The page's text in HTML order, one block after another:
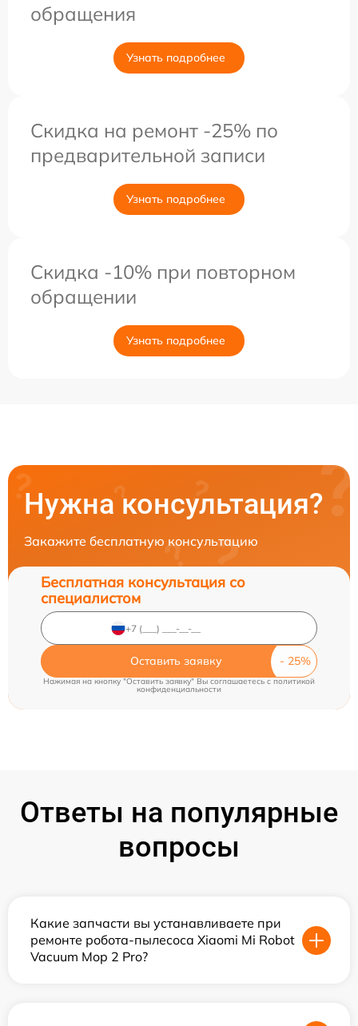
обращения
Узнать подробнее
Скидка на ремонт -25% по
предварительной записи
Узнать подробнее
Скидка -10% при повторном
обращении
Узнать подробнее
Нужна консультация?
Закажите бесплатную консультацию
Бесплатная консультация со
специалистом
Оставить заявку
Нажимая на кнопку "Оставить заявку" Вы соглашаетесь cполитикой
конфиденциальности
Ответы на популярные
вопросы
Какие запчасти вы устанавливаете при
ремонте робота-пылесоса Xiaomi Mi Robot
Vacuum Mop 2 Pro?